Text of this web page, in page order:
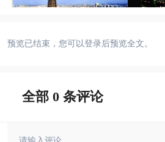
预览已结束，您可以登录后预览全文。
全部 0 条评论